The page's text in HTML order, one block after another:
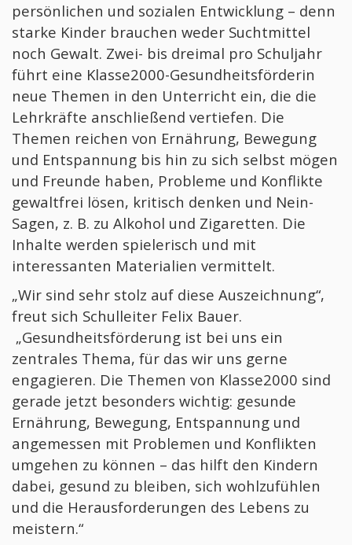
Gemeinsame Adventsmorgen im Foyer
Grundschüler empfangen ihren „Coach“
Der Nikolaus zu Besuch an der Zenneck-Schule
Ruppertshofener Weihnachtsmarkt mit der
Besuch von der Wildtierauffangstation Wengert
Die Klasse 4 in der EULE
Die Klasse 4 bei der Feuerwehr
Einschulung der Erstklässler an der Zenneck-
Felix Bauer neuer Schulleiter der Zenneck-
Verabschiedung vor Beginn der Sommerferien
ADAC Fahrradturnier der Zenneck-Schule
Kontakt
persönlichen und sozialen Entwicklung – denn
starke Kinder brauchen weder Suchtmittel
noch Gewalt. Zwei- bis dreimal pro Schuljahr
führt eine Klasse2000-Gesundheitsförderin
neue Themen in den Unterricht ein, die die
Lehrkräfte anschließend vertiefen. Die
Themen reichen von Ernährung, Bewegung
und Entspannung bis hin zu sich selbst mögen
und Freunde haben, Probleme und Konflikte
gewaltfrei lösen, kritisch denken und Nein-
Sagen, z. B. zu Alkohol und Zigaretten. Die
Inhalte werden spielerisch und mit
interessanten Materialien vermittelt.
„Wir sind sehr stolz auf diese Auszeichnung“,
freut sich Schulleiter Felix Bauer.
„Gesundheitsförderung ist bei uns ein
zentrales Thema, für das wir uns gerne
engagieren. Die Themen von Klasse2000 sind
gerade jetzt besonders wichtig: gesunde
Ernährung, Bewegung, Entspannung und
angemessen mit Problemen und Konflikten
umgehen zu können – das hilft den Kindern
dabei, gesund zu bleiben, sich wohlzufühlen
und die Herausforderungen des Lebens zu
meistern.“